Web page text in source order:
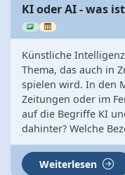
KI oder AI - was
Künstliche
Thema, das auch in
spielen wird. In den
Zeitungen oder im
auf die Begriffe KI
dahinter? Welche
Weiterlesen